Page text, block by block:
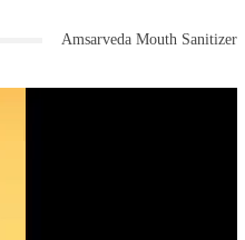
Amsarveda Mouth Sanitizer